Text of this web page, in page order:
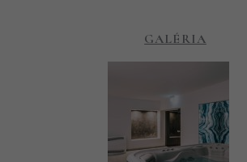
GALÉRIA